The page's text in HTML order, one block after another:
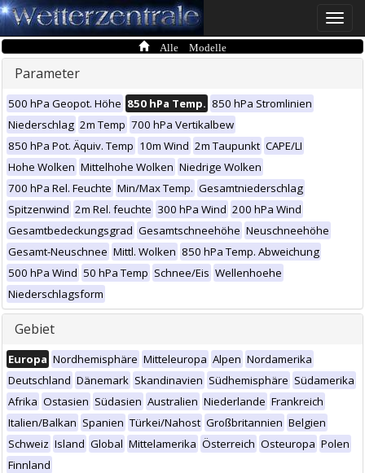
Toggle
Alle Modelle
Parameter
500 hPa Geopot. Höhe 850 hPa Temp. 850 hPa Stromlinien
Niederschlag 2m Temp 700 hPa Vertikalbew
850 hPa Pot. Äquiv. Temp 10m Wind 2m Taupunkt CAPE/LI
Hohe Wolken Mittelhohe Wolken Niedrige Wolken
700 hPa Rel. Feuchte Min/Max Temp. Gesamtniederschlag
Spitzenwind 2m Rel. feuchte 300 hPa Wind 200 hPa Wind
Gesamtbedeckungsgrad Gesamtschneehöhe Neuschneehöhe
Gesamt-Neuschnee Mittl. Wolken 850 hPa Temp. Abweichung
500 hPa Wind 50 hPa Temp Schnee/Eis Wellenhoehe
Niederschlagsform
Gebiet
Europa Nordhemisphäre Mitteleuropa Alpen Nordamerika
Deutschland Dänemark Skandinavien Südhemisphäre Südamerika
Afrika Ostasien Südasien Australien Niederlande Frankreich
Italien/Balkan Spanien Türkei/Nahost Großbritannien Belgien
Schweiz Island Global Mittelamerika Österreich Osteuropa Polen
Finnland